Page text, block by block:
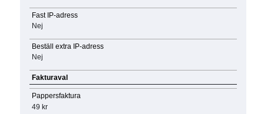
Fast IP-adress
Nej
Beställ extra IP-adress
Nej
Fakturaval
Pappersfaktura
49 kr